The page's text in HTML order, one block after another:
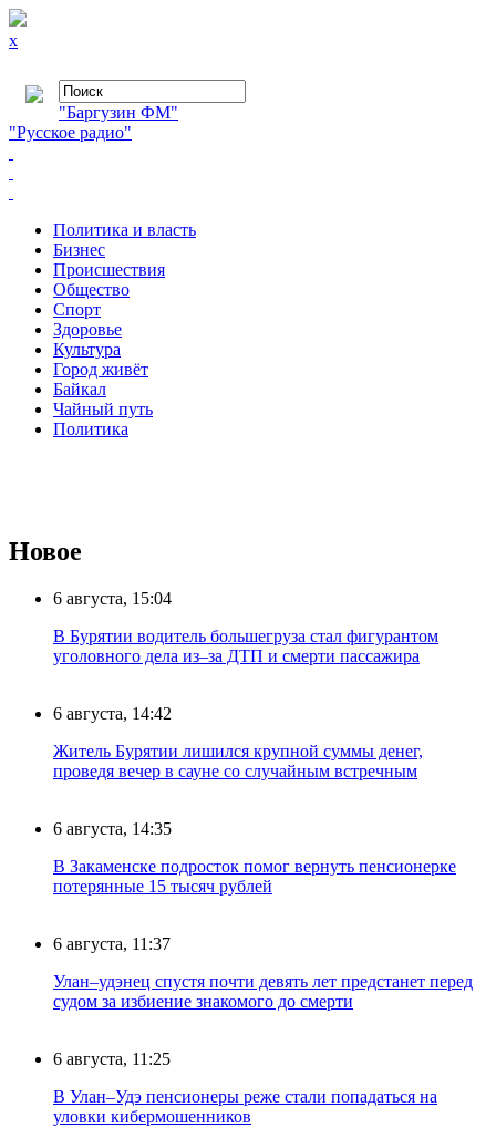
x
"Баргузин ФМ"
"Русское радио"
Политика и власть
Бизнес
Происшествия
Общество
Cпорт
Здоровье
Культура
Город живёт
Байкал
Чайный путь
Политика
Новое
6 августа, 15:04
В Бурятии водитель большегруза стал фигурантом
уголовного дела из–за ДТП и смерти пассажира
6 августа, 14:42
Житель Бурятии лишился крупной суммы денег,
проведя вечер в сауне со случайным встречным
6 августа, 14:35
В Закаменске подросток помог вернуть пенсионерке
потерянные 15 тысяч рублей
6 августа, 11:37
Улан–удэнец спустя почти девять лет предстанет перед
судом за избиение знакомого до смерти
6 августа, 11:25
В Улан–Удэ пенсионеры реже стали попадаться на
уловки кибермошенников